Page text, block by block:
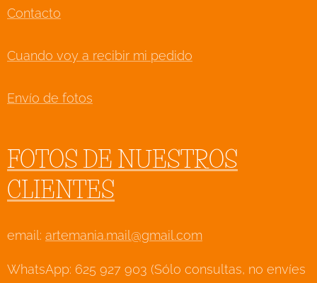
Contacto
Cuando voy a recibir mi pedido
Envío de fotos
FOTOS DE NUESTROS
CLIENTES
email: artemania.mail@gmail.com
WhatsApp: 625 927 903 (Sólo consultas, no envíes